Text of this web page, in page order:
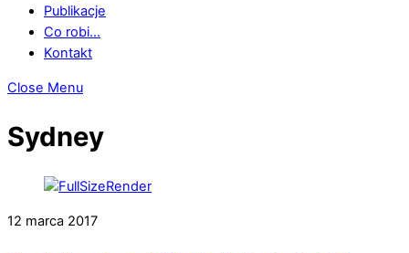
Publikacje
Co robi…
Kontakt
Close Menu
Sydney
12 marca 2017